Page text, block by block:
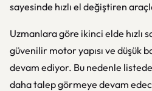
sayesinde hızlı el değiştiren
Uzmanlara göre ikinci elde hızlı
güvenilir motor yapısı ve düşük
devam ediyor. Bu nedenle
daha talep görmeye devam